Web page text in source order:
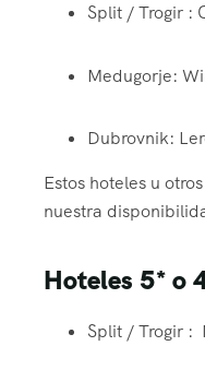
Split / Trogir :
Medugorje:
Dubrovnik:
Estos hoteles u
nuestra
Hoteles 5* o
Split / Trogir :